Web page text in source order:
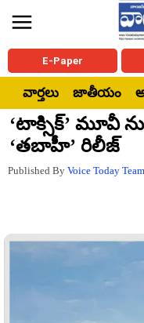
E-Paper
వార్తలు జాతీయం
‘టాక్సిక్’ మూవీ
‘తబాహీ’ రిలీజ్
Published By Voice Today Team